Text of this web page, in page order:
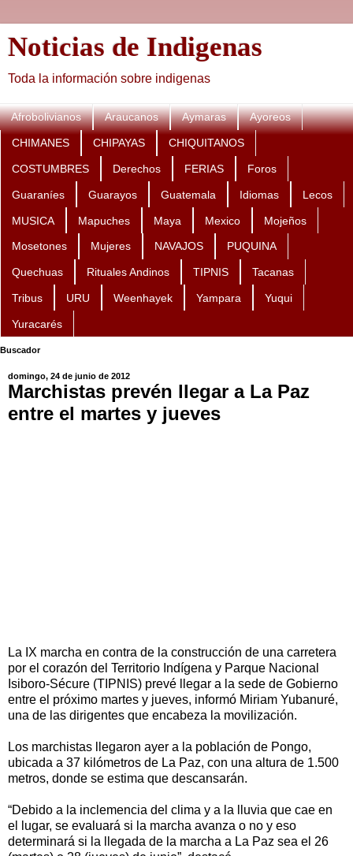
Noticias de Indigenas
Toda la información sobre indigenas
Afrobolivianos Araucanos Aymaras Ayoreos
CHIMANES CHIPAYAS CHIQUITANOS
COSTUMBRES Derechos FERIAS Foros
Guaraníes Guarayos Guatemala Idiomas Lecos
MUSICA Mapuches Maya Mexico Mojeños
Mosetones Mujeres NAVAJOS PUQUINA
Quechuas Rituales Andinos TIPNIS Tacanas
Tribus URU Weenhayek Yampara Yuqui
Yuracarés
Buscador
domingo, 24 de junio de 2012
Marchistas prevén llegar a La Paz
entre el martes y jueves
La IX marcha en contra de la construcción de una carretera
por el corazón del Territorio Indígena y Parque Nacional
Isiboro-Sécure (TIPNIS) prevé llegar a la sede de Gobierno
entre el próximo martes y jueves, informó Miriam Yubanuré,
una de las dirigentes que encabeza la movilización.
Los marchistas llegaron ayer a la población de Pongo,
ubicada a 37 kilómetros de La Paz, con una altura de 1.500
metros, donde se estima que descansarán.
“Debido a la inclemencia del clima y a la lluvia que cae en
el lugar, se evaluará si la marcha avanza o no y eso
determinará si la llegada de la marcha a La Paz sea el 26